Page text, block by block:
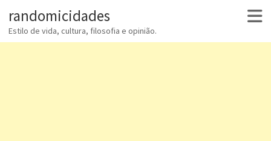
randomicidades
Estilo de vida, cultura, filosofia e opinião.